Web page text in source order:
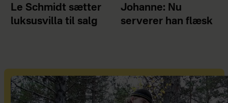
Le Schmidt sætter
luksusvilla til salg
Johanne: Nu
serverer han flæsk